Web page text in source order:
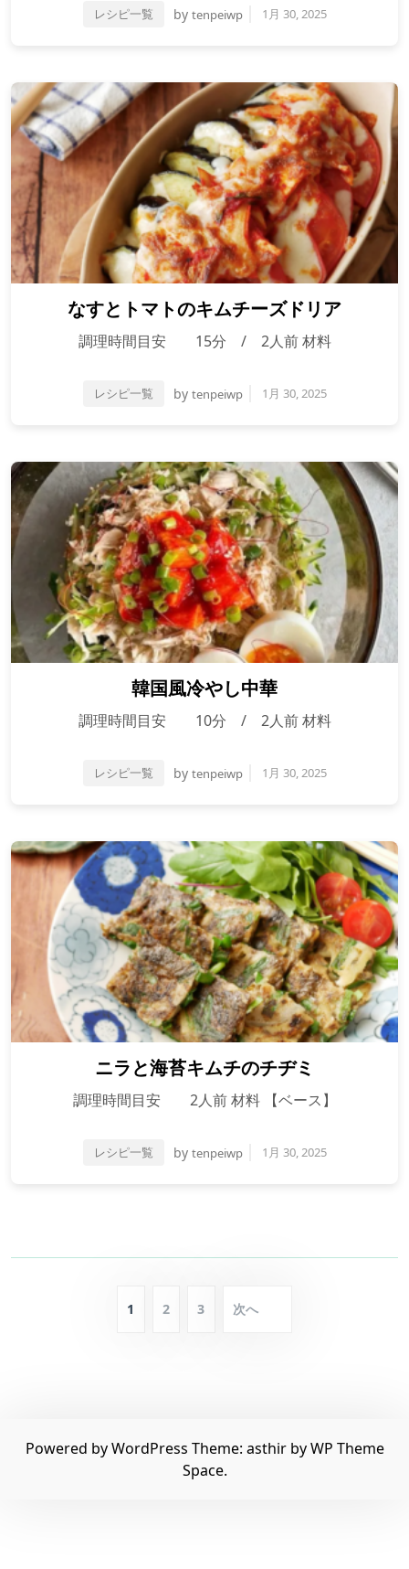
レシピ一覧 by tenpeiwp 1月 30, 2025
なすとトマトのキムチーズドリア
調理時間目安 15分 / 2人前 材料
レシピ一覧 by tenpeiwp 1月 30, 2025
韓国風冷やし中華
調理時間目安 10分 / 2人前 材料
レシピ一覧 by tenpeiwp 1月 30, 2025
ニラと海苔キムチのチヂミ
調理時間目安 2人前 材料 【ベース】
レシピ一覧 by tenpeiwp 1月 30, 2025
送
1 2 3 次へ
Powered by WordPress Theme: asthir byWP Theme
Space.